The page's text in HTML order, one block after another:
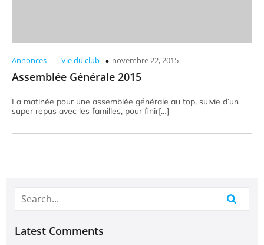
Annonces - Vie du club novembre 22, 2015
Assemblée Générale 2015
La matinée pour une assemblée générale au top, suivie d’un
super repas avec les familles, pour finir[…]
Latest Comments